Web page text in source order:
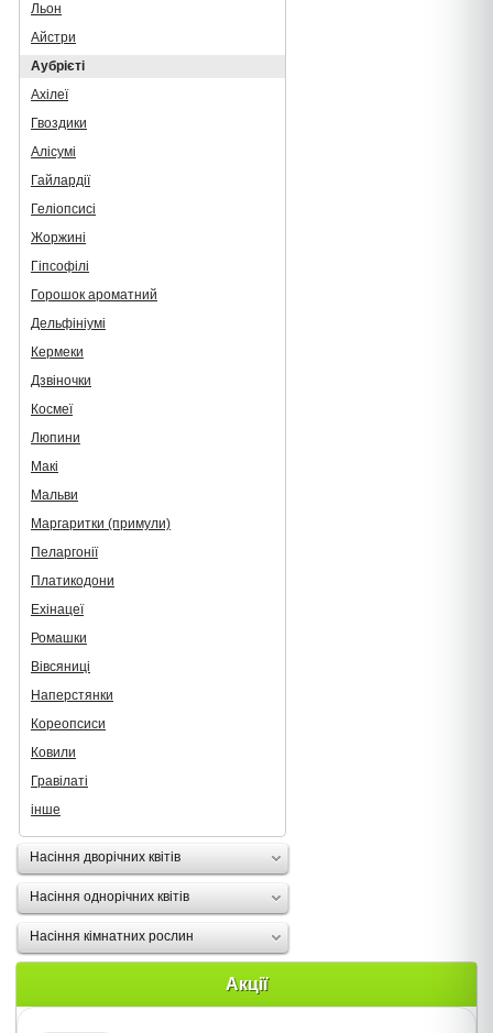
Льон
Айстри
Аубрієті
Ахілеї
Гвоздики
Алісумі
Гайлардії
Геліопсисі
Жоржині
Гіпсофілі
Горошок ароматний
Дельфініумі
Кермеки
Дзвіночки
Космеї
Люпини
Макі
Мальви
Маргаритки (примули)
Пеларгонії
Платикодони
Ехінацеї
Ромашки
Вівсяниці
Наперстянки
Кореопсиси
Ковили
Гравілаті
інше
Насіння дворічних квітів
Насіння однорічних квітів
Насіння кімнатних рослин
Акції